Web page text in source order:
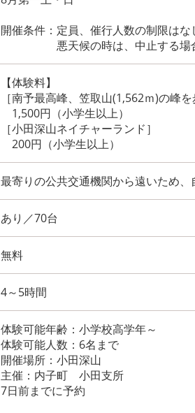
開催条件：定員、催行人数の制限はな
悪天候の時は、中止する場
【体験料】
［南予最高峰、笠取山(1,562ｍ)の峰
1,500円（小学生以上）
［小田深山ネイチャーランド］
200円（小学生以上）
最寄りの公共交通機関から遠いため、
あり／70台
無料
4～5時間
体験可能年齢：小学校高学年～
体験可能人数：6名まで
開催場所：小田深山
主催：内子町 小田支所
7日前までに予約